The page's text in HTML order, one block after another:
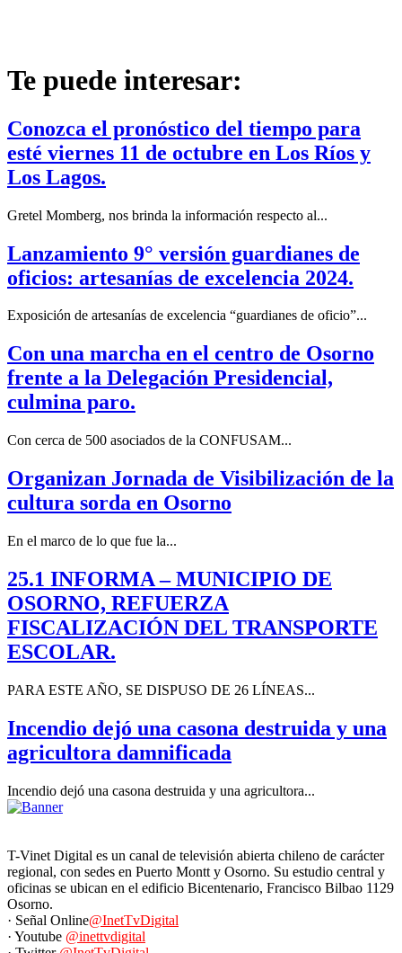
Te puede interesar:
Conozca el pronóstico del tiempo para
esté viernes 11 de octubre en Los Ríos y
Los Lagos.
Gretel Momberg, nos brinda la información respecto al...
Lanzamiento 9° versión guardianes de
oficios: artesanías de excelencia 2024.
Exposición de artesanías de excelencia “guardianes de oficio”...
Con una marcha en el centro de Osorno
frente a la Delegación Presidencial,
culmina paro.
Con cerca de 500 asociados de la CONFUSAM...
Organizan Jornada de Visibilización de la
cultura sorda en Osorno
En el marco de lo que fue la...
25.1 INFORMA – MUNICIPIO DE
OSORNO, REFUERZA
FISCALIZACIÓN DEL TRANSPORTE
ESCOLAR.
PARA ESTE AÑO, SE DISPUSO DE 26 LÍNEAS...
Incendio dejó una casona destruida y una
agricultora damnificada
Incendio dejó una casona destruida y una agricultora...
T-Vinet Digital es un canal de televisión abierta chileno de carácter
regional, con sedes en Puerto Montt y Osorno. Su estudio central y
oficinas se ubican en el edificio Bicentenario, Francisco Bilbao 1129
Osorno.
· Señal Online@InetTvDigital
· Youtube @inettvdigital